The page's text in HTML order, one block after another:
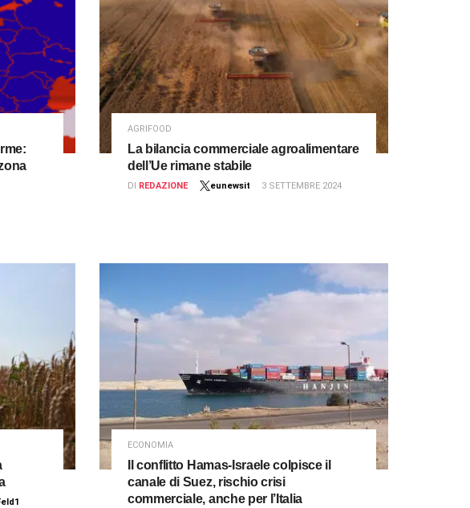
AGRIFOOD
La bilancia commerciale agroalimentare
dell’Ue rimane stabile
DI REDAZIONE eunewsit 3 SETTEMBRE 2024
ECONOMIA
Il conflitto Hamas-Israele colpisce il
canale di Suez, rischio crisi
commerciale, anche per l’Italia